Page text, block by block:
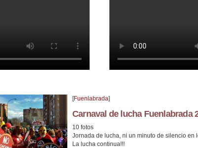
[Fuenlabrada]
Carnaval de lucha Fuenlabrada
10 fotos
Jornada de lucha, ni un minuto de silencio en
La lucha continua!!!